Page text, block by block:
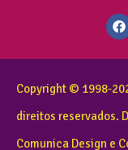
Copyright © 1998-
direitos reservados.
Comunica Design e